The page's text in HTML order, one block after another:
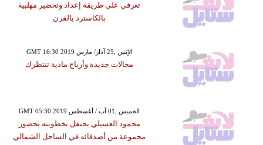
تعرفي علي طريقة إعداد وتحضير مهلبية
بالكاسترد بالفرن
GMT 16:30 2019 الإثنين ,25 آذار/ مارس
مجالات جديدة وأرباح مادية تنتظرك
GMT 05:30 2019 الخميس ,01 آب / أغسطس
محمود العسيلي يحتفل بخطوبته بحضور
مجموعة من أصدقائه في الساحل الشمالي